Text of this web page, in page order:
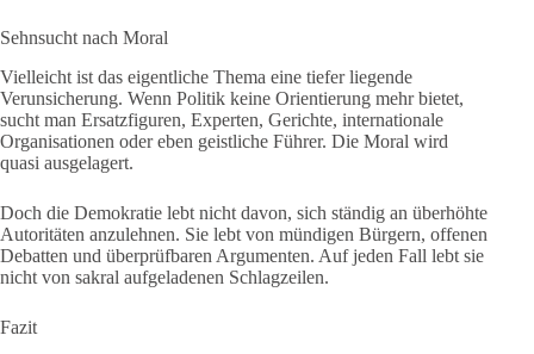
Sehnsucht nach Moral
Vielleicht ist das eigentliche Thema eine tiefer liegende
Verunsicherung. Wenn Politik keine Orientierung mehr bietet,
sucht man Ersatzfiguren, Experten, Gerichte, internationale
Organisationen oder eben geistliche Führer. Die Moral wird
quasi ausgelagert.
Doch die Demokratie lebt nicht davon, sich ständig an überhöhte
Autoritäten anzulehnen. Sie lebt von mündigen Bürgern, offenen
Debatten und überprüfbaren Argumenten. Auf jeden Fall lebt sie
nicht von sakral aufgeladenen Schlagzeilen.
Fazit